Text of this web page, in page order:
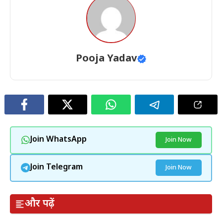
Pooja Yadav
Join WhatsApp Join Now
Join Telegram Join Now
और पढ़ें